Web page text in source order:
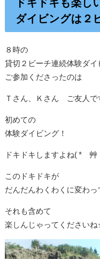
ドキドキも楽し
ダイビングは２
８時の
貸切２ビーチ連続体験ダイ
ご参加くださったのは
Ｔさん、Ｋさん ご友人で
初めての
体験ダイビング！
ドキドキしますよね( *´艸
このドキドキが
だんだんわくわくに変わ
それも含めて
楽しんじゃってください